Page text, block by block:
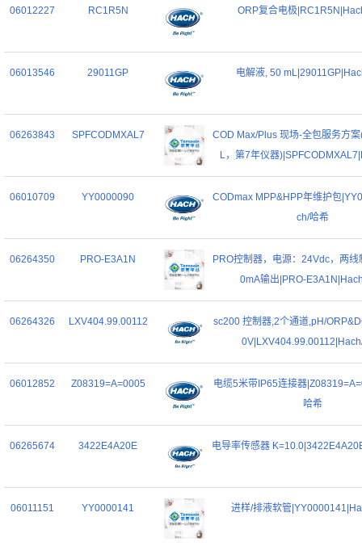
06012227 RC1R5N ORP复合电极
06013546 29011GP 电解液, 50
06263843 SPFCODMXAL7
COD Max/Plus 现场-全包服务方
L，第7年仪器
06010709 YY0000090
CODmax MPP&HPP年维护包
ch/哈希
06264350 PRO-E3A1N
PRO控制器，电源：24Vdc，两
0mA输出|PRO-
06264326 LXV404.99.00112
sc200 控制器,2个通道,pH/
06012852 Z08319=A=0005
电缆5米带IP65连接器
哈希
06265674 3422E4A20E 电导率传感器
06011151 YY0000141 进样/排液软管